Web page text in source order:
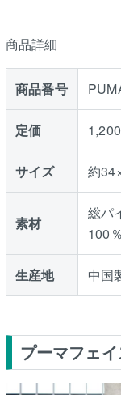
商品詳細
商品番号
定価
サイズ 約
素材
総パ
100％
生産地 中国
プーマフェ